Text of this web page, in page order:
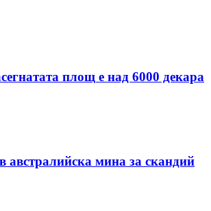
площ е над 6000 декара
австралийска мина за скандий